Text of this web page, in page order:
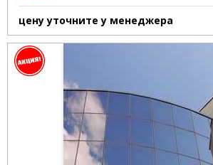
цену уточните у менеджера